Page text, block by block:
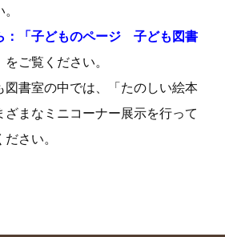
：「子どものページ 子ども図書
をご覧ください。
図書室の中では、「たのしい絵本
ざまなミニコーナー展示を行って
さい。